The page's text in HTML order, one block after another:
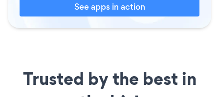
See apps in action
Trusted by the best in